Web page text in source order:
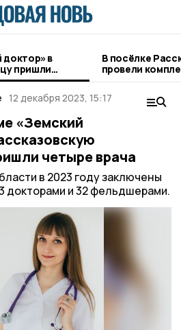
доктор» в
пришли
В посёлке
провели
12 декабря 2023, 15:17
«Земский
четыре врача
в 2023 году заключены
докторами и 32 фельдшерами.